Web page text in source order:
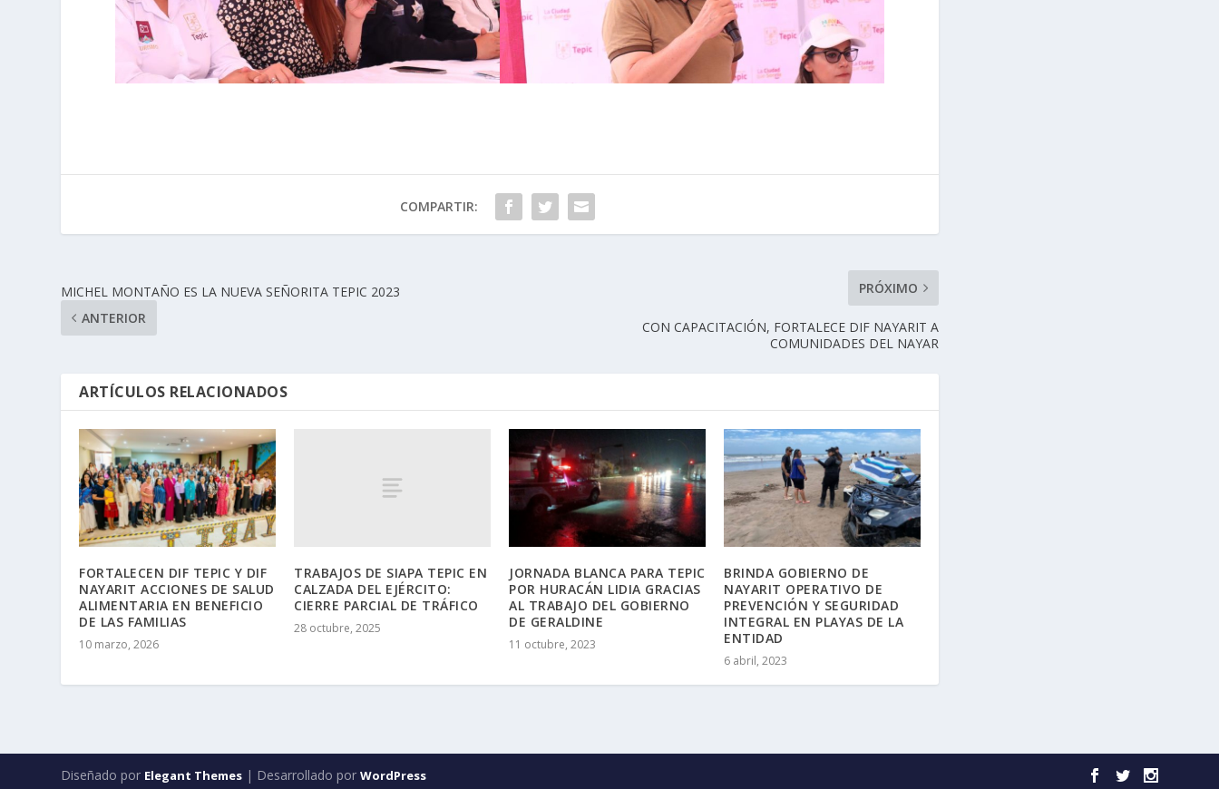
COMPARTIR:
MICHEL MONTAÑO ES LA NUEVA SEÑORITA TEPIC 2023
ANTERIOR
PRÓXIMO
CON CAPACITACIÓN, FORTALECE DIF NAYARIT A
COMUNIDADES DEL NAYAR
ARTÍCULOS RELACIONADOS
FORTALECEN DIF TEPIC Y DIF
NAYARIT ACCIONES DE SALUD
ALIMENTARIA EN BENEFICIO
DE LAS FAMILIAS
10 marzo, 2026
TRABAJOS DE SIAPA TEPIC EN
CALZADA DEL EJÉRCITO:
CIERRE PARCIAL DE TRÁFICO
28 octubre, 2025
JORNADA BLANCA PARA TEPIC
POR HURACÁN LIDIA GRACIAS
AL TRABAJO DEL GOBIERNO
DE GERALDINE
11 octubre, 2023
BRINDA GOBIERNO DE
NAYARIT OPERATIVO DE
PREVENCIÓN Y SEGURIDAD
INTEGRAL EN PLAYAS DE LA
ENTIDAD
6 abril, 2023
Diseñado por Elegant Themes | Desarrollado porWordPress